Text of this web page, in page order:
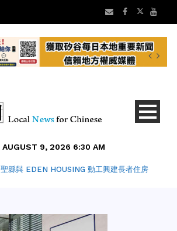
AUGUST 9, 2026 6:30 AM
聖縣與 EDEN HOUSING 動工興建長者住房